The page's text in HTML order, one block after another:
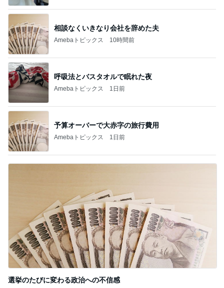
相談なくいきなり会社を辞めた夫
Amebaトピックス 10時間前
呼吸法とバスタオルで眠れた夜
Amebaトピックス 1日前
予算オーバーで大赤字の旅行費用
Amebaトピックス 1日前
選挙のたびに変わる政治への不信感